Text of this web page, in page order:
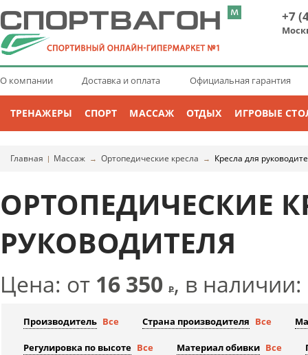
+7
О компании Доставка и оплата Официальная гарантия
ТРЕНАЖЕРЫ СПОРТ МАССАЖ ОТДЫХ ИГРОВЫЕ
Главная | Массаж → Ортопедические кресла → Кресла для
ОРТОПЕДИЧЕСКИЕ
РУКОВОДИТЕЛЯ
Цена: от 16 350 Р, в наличии:
Производитель Все Страна производителя Все
Регулировка по высоте Все Материал обивки Все